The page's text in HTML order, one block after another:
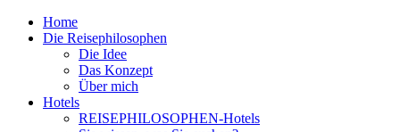
Home
Die Reisephilosophen
Die Idee
Das Konzept
Über mich
Hotels
REISEPHILOSOPHEN-Hotels